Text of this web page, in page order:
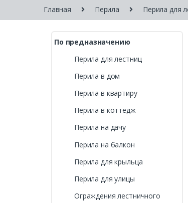
Главная Перила Перила для
По предназначению
Перила для лестниц
Перила в дом
Перила в квартиру
Перила в коттедж
Перила на дачу
Перила на балкон
Перила для крыльца
Перила для улицы
Ограждения лестничного